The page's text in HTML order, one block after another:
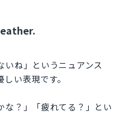
いね」というニュアンス
い表現です。
な？」「疲れてる？」とい